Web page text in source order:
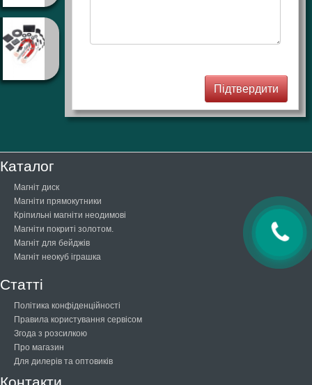
Каталог
Магніт диск
Магніти прямокутники
Кріпильні магніти неодимові
Магніти покриті золотом.
Магніт для бейджів
Магніт неокуб іграшка
Статті
Політика конфіденційності
Правила користування сервісом
Згода з розсилкою
Про магазин
Для дилерів та оптовиків